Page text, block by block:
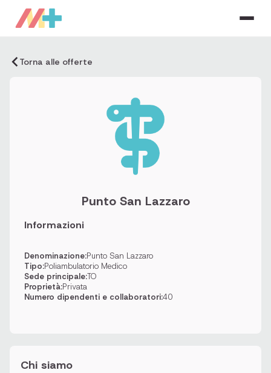
Torna alle offerte
Punto San Lazzaro
Informazioni
Denominazione:Punto San Lazzaro
Tipo:Poliambulatorio Medico
Sede principale:TO
Proprietà:Privata
Numero dipendenti e collaboratori:40
Chi siamo